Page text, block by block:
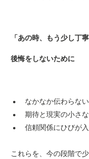
「あの時、もう少し丁
後悔をしないために
なかなか伝わらな
期待と現実の小さ
信頼関係にひびが
これらを、今の段階で